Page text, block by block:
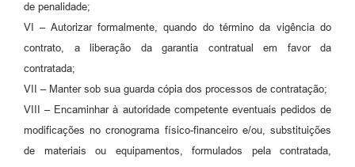
de penalidade;
VI – Autorizar formalmente, quando do término da vigência do
contrato, a liberação da garantia contratual em favor da
contratada;
VII – Manter sob sua guarda cópia dos processos de contratação;
VIII – Encaminhar à autoridade competente eventuais pedidos de
modificações no cronograma físico-financeiro e/ou, substituições
de materiais ou equipamentos, formulados pela contratada,